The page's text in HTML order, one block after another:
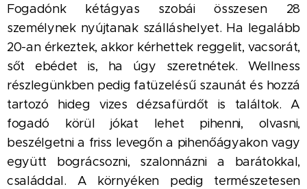
Fogadónk kétágyas szobái összesen 28
személynek nyújtanak szálláshelyet. Ha legalább
20-an érkeztek, akkor kérhettek reggelit, vacsorát,
sőt ebédet is, ha úgy szeretnétek. Wellness
részlegünkben pedig fatüzelésű szaunát és hozzá
tartozó hideg vizes dézsafürdőt is találtok. A
fogadó körül jókat lehet pihenni, olvasni,
beszélgetni a friss levegőn a pihenőágyakon vagy
együtt bográcsozni, szalonnázni a barátokkal,
családdal. A környéken pedig természetesen